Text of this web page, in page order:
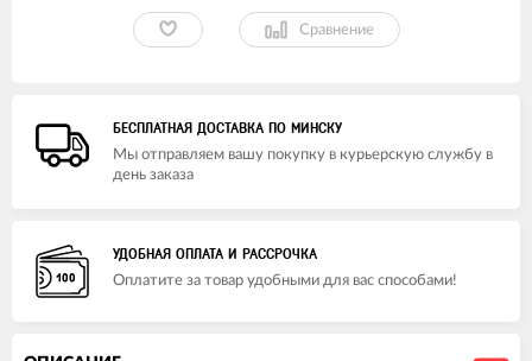
Сравнение
БЕСПЛАТНАЯ ДОСТАВКА ПО МИНСКУ
Мы отправляем вашу покупку в курьерскую службу в
день заказа
УДОБНАЯ ОПЛАТА И РАССРОЧКА
Оплатите за товар удобными для вас способами!